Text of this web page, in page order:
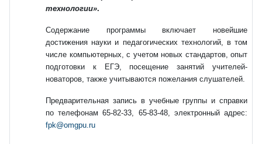
технологии».
Содержание программы включает новейшие
достижения науки и педагогических технологий, в том
числе компьютерных, с учетом новых стандартов, опыт
подготовки к ЕГЭ, посещение занятий учителей-
новаторов, также учитываются пожелания слушателей.
Предварительная запись в учебные группы и справки
по телефонам 65-82-33, 65-83-48, электронный адрес:
fpk@omgpu.ru